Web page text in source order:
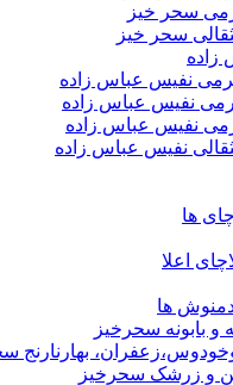
سحر خیز
سحر خیز
زاده
نفیس عباس زاده
نفیس عباس زاده
نفیس عباس زاده
نفیس عباس زاده
ها
اعلا
ها
و بابونه سحرخیز
بهارنارنج
و زرشک سحرخیز